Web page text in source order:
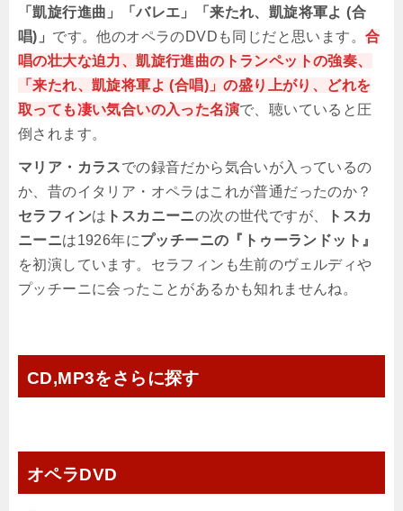
「凱旋行進曲」「バレエ」「来たれ、凱旋将軍よ (合
唱)」 です。他のオペラのDVDも同じだと思います。合
唱の壮大な迫力、凱旋行進曲のトランペットの強奏、
「来たれ、凱旋将軍よ (合唱)」の盛り上がり、どれを
取っても凄い気合いの入った名演で、聴いていると圧
倒されます。
マリア・カラスでの録音だから気合いが入っているの
か、昔のイタリア・オペラはこれが普通だったのか？
セラフィンは トスカニーニの次の世代ですが、
トスカ
ニーニは1926年にプッチーニの『トゥーランドット』
を初演しています。セラフィンも生前のヴェルディや
プッチーニに会ったことがあるかも知れませんね。
CD,MP3をさらに探す
オペラDVD